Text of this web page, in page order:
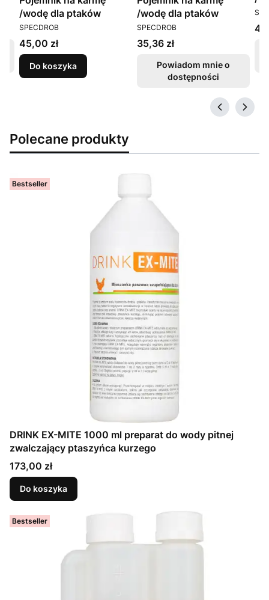
/wodę dla ptaków
PRODUCENT
SPECDROB
Cena
45,00 zł
Do koszyka
/wodę dla ptaków
PRODUCENT
SPECDROB
Cena
35,36 zł
Powiadom mnie o
dostępności
Polecane produkty
Bestseller
DRINK EX-MITE 1000 ml preparat do wody pitnej
zwalczający ptaszyńca kurzego
Cena
173,00 zł
Do koszyka
Bestseller